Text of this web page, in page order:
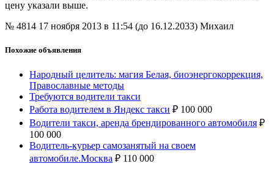
цену указали выше.
№ 4814 17 ноября 2013 в 11:54 (до 16.12.2033) Михаил
Похожие объявления
Народный целитель: магия Белая, биоэнергокоррекция,
Православные методы
Требуются водители такси
Работа водителем в Яндекс такси ₽ 100 000
Водители такси, аренда брендированного автомобиля ₽
100 000
Водитель-курьер самозанятый на своем
автомобиле.Москва ₽ 110 000